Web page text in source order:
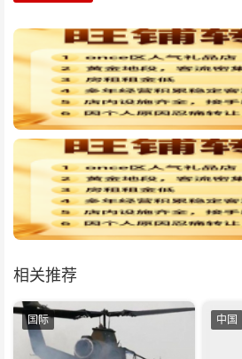
相关推荐
国际 中国